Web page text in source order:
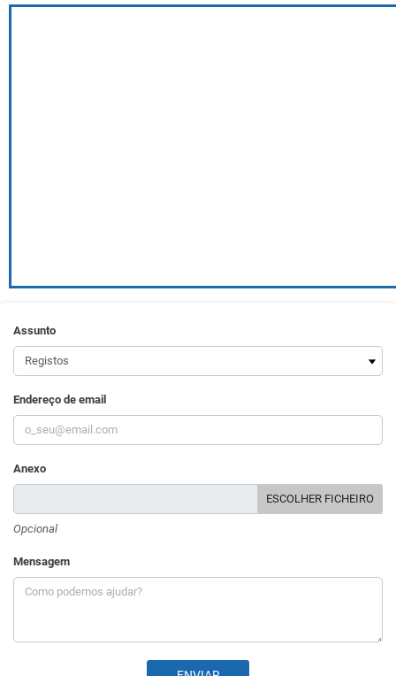
Assunto
Endereço de email
Anexo
ESCOLHER FICHEIRO
Opcional
Mensagem